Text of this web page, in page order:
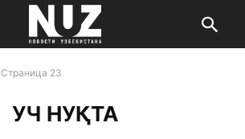
Страница 23
УЧ НУҚТА